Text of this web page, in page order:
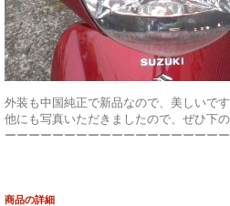
外装も中国純正で新品なので、美しいで
他にも写真いただきましたので、ぜひ下
ーーーーーーーーーーーーーーーーーー
商品の詳細